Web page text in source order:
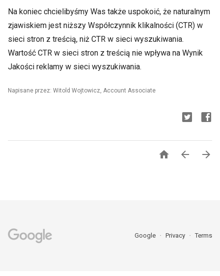
Na koniec chcielibyśmy Was także uspokoić, że naturalnym
zjawiskiem jest niższy Współczynnik klikalności (CTR) w
sieci stron z treścią, niż CTR w sieci wyszukiwania.
Wartość CTR w sieci stron z treścią nie wpływa na Wynik
Jakości reklamy w sieci wyszukiwania.
Napisane przez: Witold Wojtowicz, Account Associate
  
Google Privacy Terms